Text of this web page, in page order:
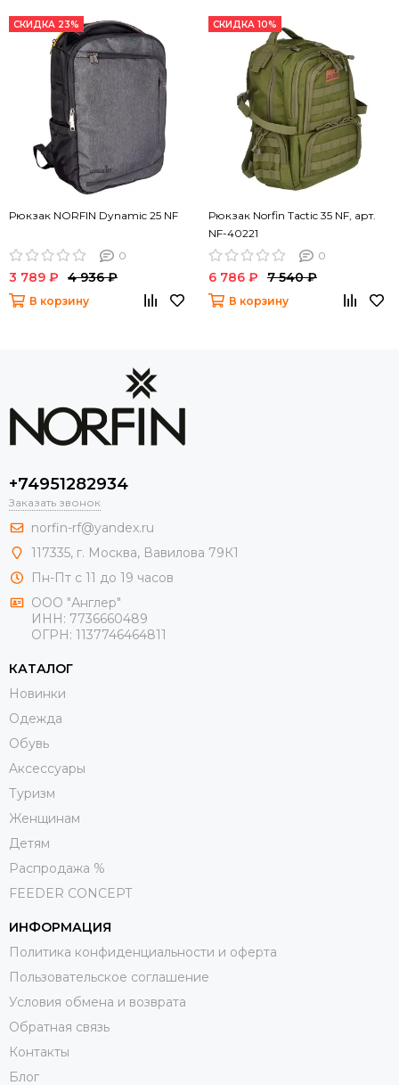
СКИДКА 23%
Рюкзак NORFIN Dynamic 25 NF
0
3 789 ₽ 4 936 ₽
В корзину
СКИДКА 10%
Рюкзак Norfin Tactic 35 NF, арт.
NF-40221
0
6 786 ₽ 7 540 ₽
В корзину
+74951282934
Заказать звонок
norfin-rf@yandex.ru
117335, г. Москва, Вавилова 79К1
Пн-Пт с 11 до 19 часов
ООО "Англер"
ИНН: 7736660489
ОГРН: 1137746464811
КАТАЛОГ
Новинки
Одежда
Обувь
Aксессуары
Туризм
Женщинам
Детям
Распродажа %
FEEDER CONCEPT
ИНФОРМАЦИЯ
Политика конфиденциальности и оферта
Пользовательское соглашение
Условия обмена и возврата
Обратная связь
Контакты
Блог